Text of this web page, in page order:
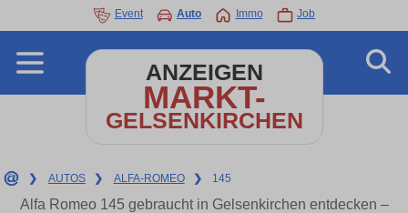
Event Auto Immo Job
ANZEIGEN
MARKT-
GELSENKIRCHEN
❯ AUTOS ❯ ALFA-ROMEO ❯ 145
Alfa Romeo 145 gebraucht in Gelsenkirchen entdecken –